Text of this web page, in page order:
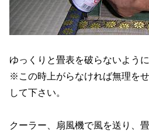
ゆっくりと畳表を破らないよう
※この時上がらなければ無理を
して下さい。
クーラー、扇風機で風を送り、